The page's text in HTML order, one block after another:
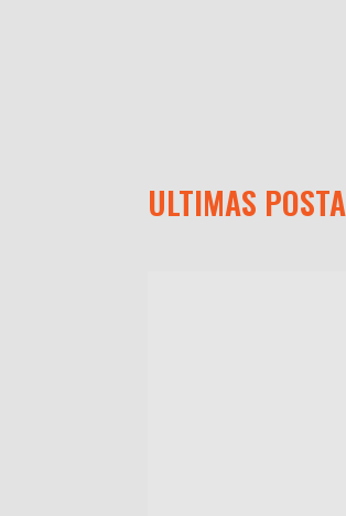
ULTIMAS